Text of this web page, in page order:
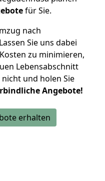
für Sie.
nach
Sie uns dabei
zu minimieren,
Lebensabschnitt
nicht und holen Sie
Angebote!
erhalten